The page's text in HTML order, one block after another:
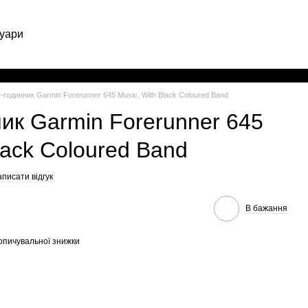
Garmin Forerunner 645 Music, With Black Coloured Band
Garmin Forerunner 645
Coloured Band
відгук
В бажання
знижки